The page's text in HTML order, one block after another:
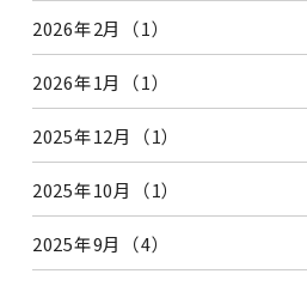
2026年2月（1）
2026年1月（1）
2025年12月（1）
2025年10月（1）
2025年9月（4）